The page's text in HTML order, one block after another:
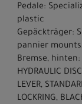
Pedale:
plastic
Gepäckträger:
pannier
Bremse, hinten:
HYDRAULIC
LEVER,
LOCKRING,